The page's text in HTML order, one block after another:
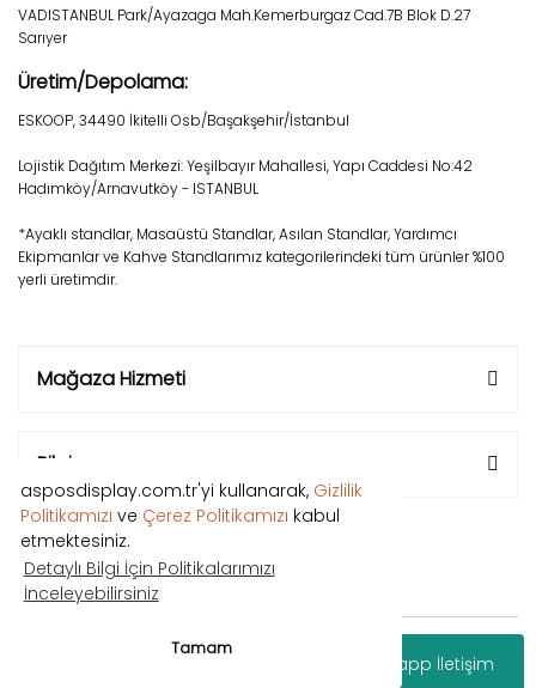
asposdisplay.com.tr'yi kullanarak, Gizlilik
Politikamızı ve Çerez Politikamızı kabul
etmektesiniz.
Detaylı Bilgi İçin Politikalarımızı
İnceleyebilirsiniz
Tamam
Whatsapp İletişim
VADISTANBUL Park/Ayazaga Mah.Kemerburgaz Cad.7B Blok D.27
Sarıyer
Üretim/Depolama:
ESKOOP, 34490 İkitelli Osb/Başakşehir/İstanbul
Lojistik Dağıtım Merkezi: Yeşilbayır Mahallesi, Yapı Caddesi No:42
Hadımköy/Arnavutköy - ISTANBUL
*Ayaklı standlar, Masaüstü Standlar, Asılan Standlar, Yardımcı
Ekipmanlar ve Kahve Standlarımız kategorilerindeki tüm ürünler %100
yerli üretimdir.
Mağaza Hizmeti
Bilgi
Copyright © 2018 Tüm hakları saklıdır.
Paketleri ile hazırlanmıştır.